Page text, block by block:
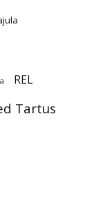
REL
Tartus